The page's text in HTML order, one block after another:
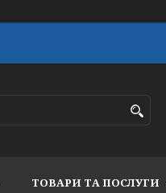
ТОВАРИ ТА ПОСЛУГИ